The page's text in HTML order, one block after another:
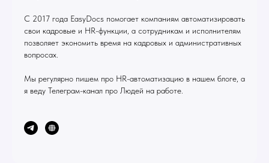
С 2017 года EasyDocs помогает компаниям автоматизировать
свои кадровые и HR-функции, а сотрудникам и исполнителям
позволяет экономить время на кадровых и административных
вопросах.
Мы регулярно пишем про HR-автоматизацию в нашем блоге, а
я веду Телеграм-канал про Людей на работе.